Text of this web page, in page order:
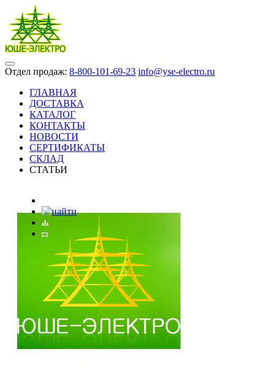
Отдел продаж: 8-800-101-69-23 info@yse-electro.ru
ГЛАВНАЯ
ДОСТАВКА
КАТАЛОГ
КОНТАКТЫ
НОВОСТИ
СЕРТИФИКАТЫ
СКЛАД
СТАТЬИ